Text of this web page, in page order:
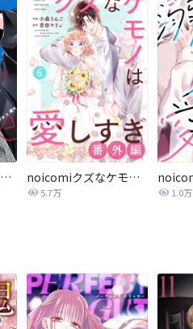
熱愛プリンス お兄ちゃんはキミが好き noicomiクズなケモノは愛しすぎ
5.7万 1.0万